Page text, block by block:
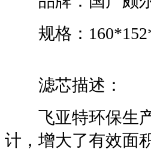
规格：
滤芯描述：
飞亚特环保生产
计，增大了有效面